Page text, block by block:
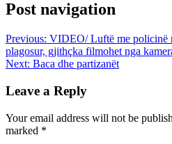
Post navigation
Previous: VIDEO/ Luftë me policinë
plagosur, gjithçka filmohet nga
Next: Baca dhe partizanët
Leave a Reply
Your email address will not be
marked *